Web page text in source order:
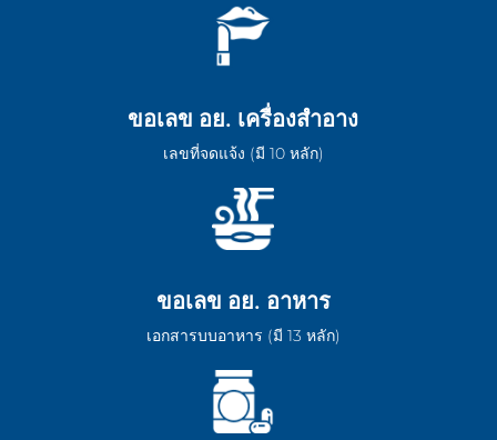
ขอเลข อย. เครื่องสำอาง
เลขที่จดแจ้ง (มี 10 หลัก)
ขอเลข อย. อาหาร
เอกสารบบอาหาร (มี 13 หลัก)